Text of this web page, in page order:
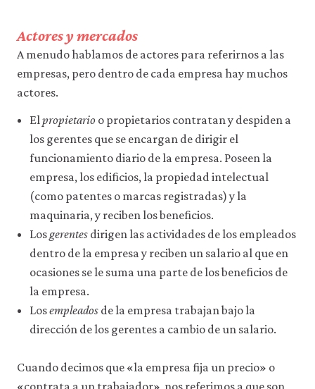
12
Actores y mercados
A menudo hablamos de actores para referirnos a las
empresas, pero dentro de cada empresa hay muchos
actores.
El propietario o propietarios contratan y despiden a
los gerentes que se encargan de dirigir el
funcionamiento diario de la empresa. Poseen la
empresa, los edificios, la propiedad intelectual
(como patentes o marcas registradas) y la
maquinaria, y reciben los beneficios.
Losgerentes dirigen las actividades de los empleados
dentro de la empresa y reciben un salario al que en
ocasiones se le suma una parte de los beneficios de
la empresa.
Losempleados de la empresa trabajan bajo la
dirección de los gerentes a cambio de un salario.
Cuando decimos que «la empresa fija un precio» o
«contrata a un trabajador», nos referimos a que son